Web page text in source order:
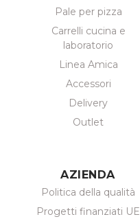
Pale per pizza
Carrelli cucina e
laboratorio
Linea Amica
Accessori
Delivery
Outlet
AZIENDA
Politica della qualità
Progetti finanziati UE